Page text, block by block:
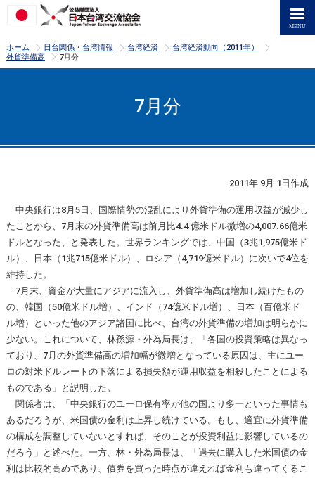
ホーム >
日台関係・台湾情報 >
台湾経済 >
台湾経済動向（2011年）
外貨準備高
>
7月分
7月分
2011年 9月 1日作成
中央銀行は8月5日、国際情勢の混乱により外貨準備の運用収益が減少し
たことから、7月末の外貨準備高は前月比4.4 億米ドル微増の4,007.66億米
ドルとなった、と発表した。世界ランキングでは、中国（3兆1,975億米ド
ル）、日本（1兆715億米ドル）、ロシア（4,719億米ドル）に次いで4位を
維持した。
7月末、資金が大量にアジアに流入し、外貨準備高は増加し続けたもの
の、韓国（50億米ドル増）、インド（74億米ドル増）、日本（百億米ド
ル増）といった他のアジア諸国に比べ、台湾の外貨準備の増加は明らかに
少ない。これについて、林孫源・外為局長は、「各国の投資策略は異なっ
ており、7月の外貨準備高の増加幅が微増となっている原因は、主にユー
ロの対米ドルレートの下落による損失額が運用収益を相殺したことによる
ものである」と説明した。
関係者は、「中央銀行のユーロ保有率が他の国より多一といった事情も
あるだろうが、米国債の金利は上昇し続けている。もし、適宜に外貨準備
の構成を調整していないとすれば、そのことが投資利益に影響しているの
だろう」と述べた。一方、林・外為局長は、「過去に購入した米国債の金
利は比較的高めであり、債券を買った時点が違えれば金利も違ってくるこ